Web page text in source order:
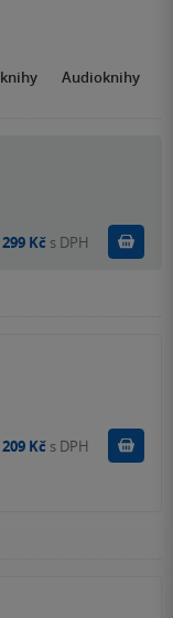
knihy Audioknihy
299 Kč s DPH
209 Kč s DPH Koupit